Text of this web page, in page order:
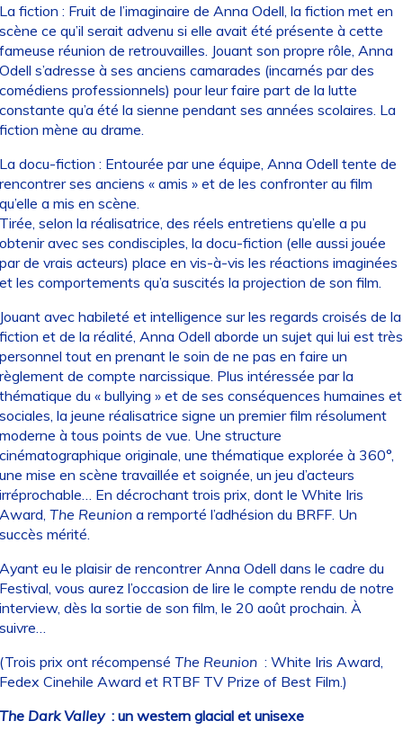
fiction : Fruit de l’imaginaire de Anna Odell, la fiction met en
ce qu’il serait advenu si elle avait été présente à cette
réunion de retrouvailles. Jouant son propre rôle, Anna
s’adresse à ses anciens camarades (incarnés par des
professionnels) pour leur faire part de la lutte
qu’a été la sienne pendant ses années scolaires. La
mène au drame.
docu-fiction : Entourée par une équipe, Anna Odell tente de
ses anciens « amis » et de les confronter au film
a mis en scène.
selon la réalisatrice, des réels entretiens qu’elle a pu
avec ses condisciples, la docu-fiction (elle aussi jouée
de vrais acteurs) place en vis-à-vis les réactions imaginées
les comportements qu’a suscités la projection de son film.
avec habileté et intelligence sur les regards croisés de la
et de la réalité, Anna Odell aborde un sujet qui lui est très
tout en prenant le soin de ne pas en faire un
de compte narcissique. Plus intéressée par la
du « bullying » et de ses conséquences humaines et
la jeune réalisatrice signe un premier film résolument
à tous points de vue. Une structure
originale, une thématique explorée à 360°,
mise en scène travaillée et soignée, un jeu d’acteurs
En décrochant trois prix, dont le White Iris
The Reuniona remporté l’adhésion du BRFF. Un
mérité.
eu le plaisir de rencontrer Anna Odell dans le cadre du
vous aurez l’occasion de lire le compte rendu de notre
dès la sortie de son film, le 20 août prochain. À
prix ont récompensé The Reunion : White Iris Award,
Cinehile Award et RTBF TV Prize of Best Film.)
Dark Valley : un western glacial et unisexe